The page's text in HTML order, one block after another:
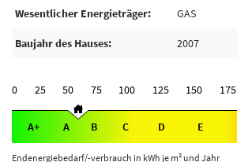
Wesentlicher Energieträger GAS
Baujahr des Hauses 2007
0 25 50 75 100 125 150 175
A+ A B C D E
Endenergiebedarf/-verbrauch in kWh je m² und Jahr